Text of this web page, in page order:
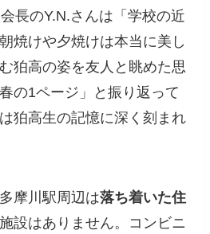
長のY.N.さんは「学校の近
焼けや夕焼けは本当に美し
狛高の姿を友人と眺めた思
の1ページ」と振り返って
狛高生の記憶に深く刻まれ
摩川駅周辺は落ち着いた住
設はありません。コンビニ